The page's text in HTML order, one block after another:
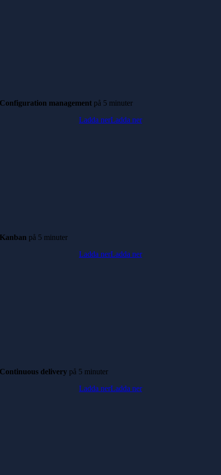
Configuration management på 5 minuter
Ladda nerLadda ner
Kanban på 5 minuter
Ladda nerLadda ner
Continuous delivery på 5 minuter
Ladda nerLadda ner